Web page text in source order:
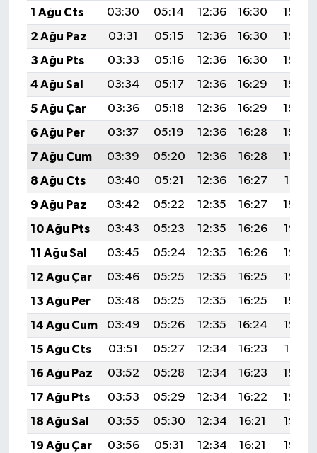
1 Ağu Cts
03:30 05:14 12:36 16:30
19:49
2 Ağu Paz
03:31 05:15 12:36 16:30
19:48
3 Ağu Pts
03:33 05:16 12:36 16:30
19:46
4 Ağu Sal
03:34 05:17 12:36 16:29
19:45
5 Ağu Çar
03:36 05:18 12:36 16:29
19:44
6 Ağu Per
03:37 05:19 12:36 16:28
19:43
7 Ağu Cum
03:39 05:20 12:36 16:28
19:42
8 Ağu Cts
03:40 05:21 12:36 16:27
19:41
9 Ağu Paz
03:42 05:22 12:35 16:27
19:39
10 Ağu Pts
03:43 05:23 12:35 16:26
19:38
11 Ağu Sal
03:45 05:24 12:35 16:26
19:37
12 Ağu Çar
03:46 05:25 12:35 16:25
19:35
13 Ağu Per
03:48 05:25 12:35 16:25
19:34
14 Ağu Cum
03:49 05:26 12:35 16:24
19:33
15 Ağu Cts
03:51 05:27 12:34 16:23
19:31
16 Ağu Paz
03:52 05:28 12:34 16:23
19:30
17 Ağu Pts
03:53 05:29 12:34 16:22
19:29
18 Ağu Sal
03:55 05:30 12:34 16:21
19:27
19 Ağu Çar
03:56 05:31 12:34 16:21
19:26